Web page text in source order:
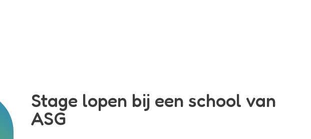
Stage lopen bij een school van
ASG